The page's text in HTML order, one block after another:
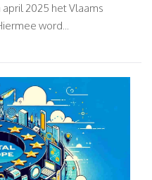
2025 het Vlaams
word...